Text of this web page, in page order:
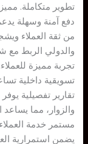
دفع آمنة وسهلة
والدولي الربط مع
تقارير تفصيلية
مستمر خدمة
يضمن استمرارية